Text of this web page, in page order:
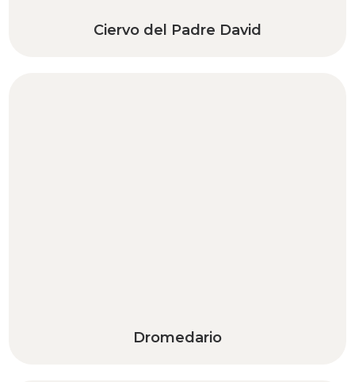
Ciervo del Padre David
Dromedario